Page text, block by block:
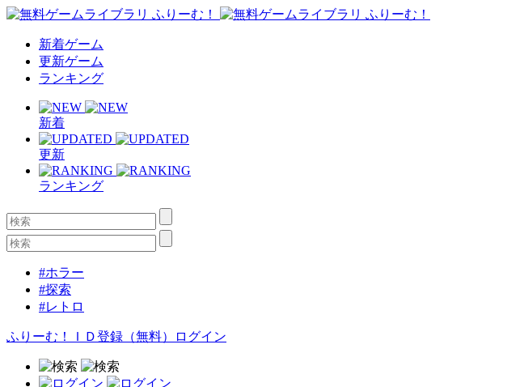
新着ゲーム
更新ゲーム
ランキング
新着
更新
ランキング
#ホラー
#探索
#レトロ
ふりーむ！ＩＤ登録（無料） ログイン